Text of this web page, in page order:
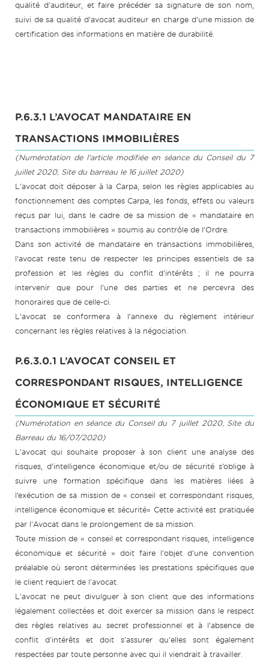
qualité d'auditeur, et faire précéder sa signature de son nom,
suivi de sa qualité d'avocat auditeur en charge d'une mission de
certification des informations en matière de durabilité.
P.6.3.1 L’AVOCAT MANDATAIRE EN
TRANSACTIONS IMMOBILIÈRES
(Numérotation de l'article modifiée en séance du Conseil du 7
juillet 2020, Site du barreau le 16 juillet 2020)
L’avocat doit déposer à la Carpa, selon les règles applicables au
fonctionnement des comptes Carpa, les fonds, effets ou valeurs
reçus par lui, dans le cadre de sa mission de « mandataire en
transactions immobilières » soumis au contrôle de l’Ordre.
Dans son activité de mandataire en transactions immobilières,
l’avocat reste tenu de respecter les principes essentiels de sa
profession et les règles du conflit d’intérêts ; il ne pourra
intervenir que pour l’une des parties et ne percevra des
honoraires que de celle-ci.
L’avocat se conformera à l’annexe du règlement intérieur
concernant les règles relatives à la négociation.
P.6.3.0.1 L’AVOCAT CONSEIL ET
CORRESPONDANT RISQUES, INTELLIGENCE
ÉCONOMIQUE ET SÉCURITÉ
(Numérotation en séance du Conseil du 7 juillet 2020, Site du
Barreau du 16/07/2020)
L’avocat qui souhaite proposer à son client une analyse des
risques, d’intelligence économique et/ou de sécurité s’oblige à
suivre une formation spécifique dans les matières liées à
l’exécution de sa mission de « conseil et correspondant risques,
intelligence économique et sécurité» Cette activité est pratiquée
par l'Avocat dans le prolongement de sa mission.
Toute mission de « conseil et correspondant risques, intelligence
économique et sécurité » doit faire l'objet d'une convention
préalable où seront déterminées les prestations spécifiques que
le client requiert de l'avocat.
L'avocat ne peut divulguer à son client que des informations
légalement collectées et doit exercer sa mission dans le respect
des règles relatives au secret professionnel et à l’absence de
conflit d'intérêts et doit s'assurer qu'elles sont également
respectées par toute personne avec qui il viendrait à travailler.